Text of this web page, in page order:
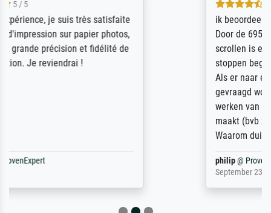
ik beoordeel Meisterdrucke zeer positief.
Door de 69505 beschikbare kunstenaars
scrollen is echter onbegonnen werk (na
stoppen begint het weer van voor af aan).
werken van andere wat het onoverzichtelijk
maakt (bvb zoek Ros = ook Rops, Rose etc).